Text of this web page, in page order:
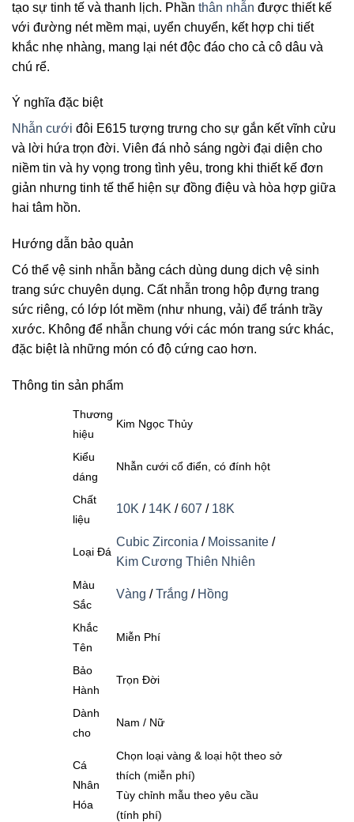
tạo sự tinh tế và thanh lịch. Phần thân nhẫn được thiết kế
với đường nét mềm mại, uyển chuyển, kết hợp chi tiết
khắc nhẹ nhàng, mang lại nét độc đáo cho cả cô dâu và
chú rể.
Ý nghĩa đặc biệt
Nhẫn cưới đôi E615 tượng trưng cho sự gắn kết vĩnh cửu
và lời hứa trọn đời. Viên đá nhỏ sáng ngời đại diện cho
niềm tin và hy vọng trong tình yêu, trong khi thiết kế đơn
giản nhưng tinh tế thể hiện sự đồng điệu và hòa hợp giữa
hai tâm hồn.
Hướng dẫn bảo quản
Có thể vệ sinh nhẫn bằng cách dùng dung dịch vệ sinh
trang sức chuyên dụng. Cất nhẫn trong hộp đựng trang
sức riêng, có lớp lót mềm (như nhung, vải) để tránh trầy
xước. Không để nhẫn chung với các món trang sức khác,
đặc biệt là những món có độ cứng cao hơn.
Thông tin sản phẩm
Thương
hiệu
Kim Ngọc Thủy
Kiểu
dáng
Nhẫn cưới cổ điển, có đính hột
Chất
liệu
10K / 14K /607 / 18K
Loại Đá
Cubic Zirconia / Moissanite/
Kim Cương Thiên Nhiên
Màu
Sắc
Vàng /Trắng / Hồng
Khắc
Tên
Miễn Phí
Bảo
Hành
Trọn Đời
Dành
cho
Nam / Nữ
Cá
Nhân
Hóa
Chọn loại vàng & loại hột theo sở
thích (miễn phí)
Tùy chỉnh mẫu theo yêu cầu
(tính phí)